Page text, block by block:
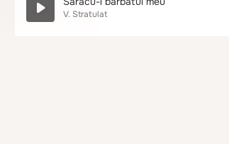
V. Stratulat